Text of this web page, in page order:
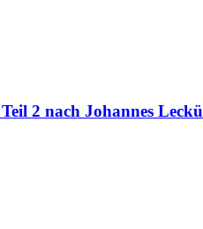
2 nach Johannes